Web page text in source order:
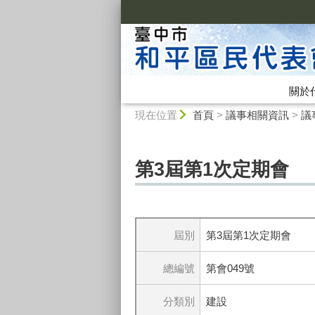
關於
現在位置 首頁> 議事相關資訊> 議
第3屆第1次定期會
屆別 第3屆第1次定期會
總編號 第會049號
分類別 建設